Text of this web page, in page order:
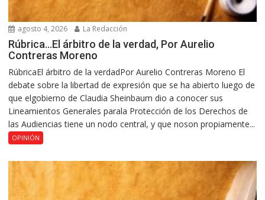
agosto 4, 2026 La Redacción
Rúbrica…El árbitro de la verdad, Por Aurelio
Contreras Moreno
RúbricaEl árbitro de la verdadPor Aurelio Contreras Moreno El
debate sobre la libertad de expresión que se ha abierto luego de
que elgobierno de Claudia Sheinbaum dio a conocer sus
Lineamientos Generales parala Protección de los Derechos de
las Audiencias tiene un nodo central, y que noson propiamente...
OPINIÓN